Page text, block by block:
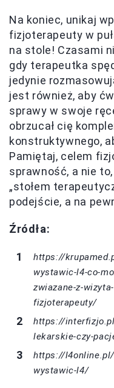
Na koniec, unikaj
fizjoterapeuty w
na stole! Czasami
gdy terapeutka
jedynie
jest również, aby
sprawy w swoje
obrzucał cię
konstruktywnego,
Pamiętaj, celem
sprawność, a nie
„stołem
podejście, a na
Źródła:
https://
wystawic-l4-co-
zwiazane-z-
fizjoterapeuty/
https://
lekarskie-czy-
https://
wystawic-l4/